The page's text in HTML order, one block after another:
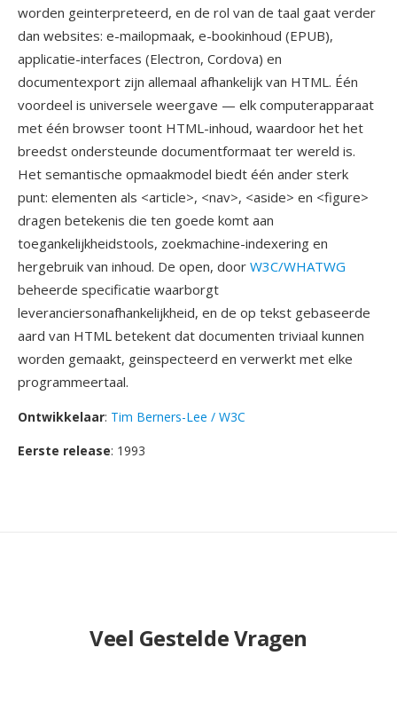
worden geinterpreteerd, en de rol van de taal gaat verder
dan websites: e-mailopmaak, e-bookinhoud (EPUB),
applicatie-interfaces (Electron, Cordova) en
documentexport zijn allemaal afhankelijk van HTML. Één
voordeel is universele weergave — elk computerapparaat
met één browser toont HTML-inhoud, waardoor het het
breedst ondersteunde documentformaat ter wereld is.
Het semantische opmaakmodel biedt één ander sterk
punt: elementen als <article>, <nav>, <aside> en <figure>
dragen betekenis die ten goede komt aan
toegankelijkheidstools, zoekmachine-indexering en
hergebruik van inhoud. De open, door W3C/WHATWG
beheerde specificatie waarborgt
leveranciersonafhankelijkheid, en de op tekst gebaseerde
aard van HTML betekent dat documenten triviaal kunnen
worden gemaakt, geinspecteerd en verwerkt met elke
programmeertaal.
Ontwikkelaar: Tim Berners-Lee / W3C
Eerste release: 1993
Veel Gestelde Vragen